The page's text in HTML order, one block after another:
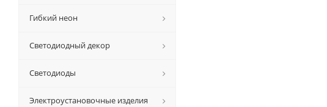
Гибкий неон
Светодиодный декор
Светодиоды
Электроустановочные изделия